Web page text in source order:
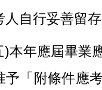
人自行妥善留
年應屆畢業
予「附條件應